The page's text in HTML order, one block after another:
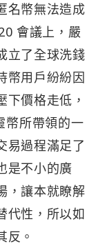
名幣無法造成
會議上，嚴
立了全球洗錢
幣用戶紛紛因
價格走低，
幣所帶領的一
易過程滿足了
是不小的廣
，讓本就瞭解
代性，所以如
反。